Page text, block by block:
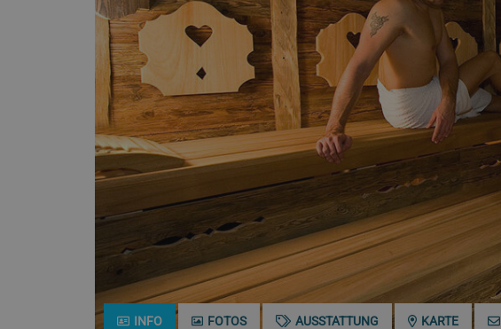
INFO FOTOS AUSSTATTUNG KARTE